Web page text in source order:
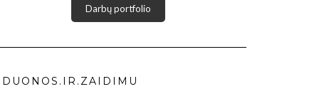
Darbų portfolio